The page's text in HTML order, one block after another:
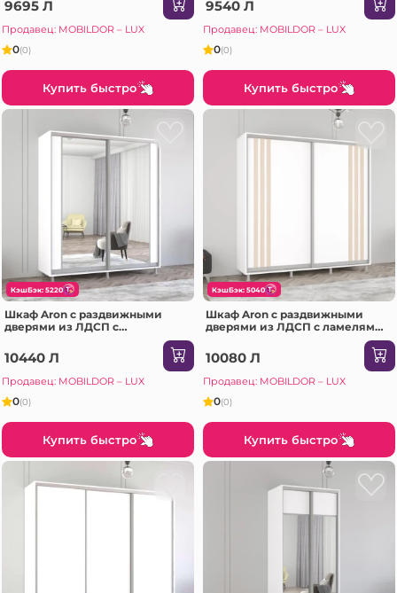
9695 Л
Продавец: MOBILDOR – LUX
0(0)
Купить быстро
9540 Л
Продавец: MOBILDOR – LUX
0(0)
Купить быстро
КэшБэк: 5220
Шкаф Aron с раздвижными
дверями из ЛДСП с
(210x60x230H см) Белый
Бриллиант
10440 Л
Продавец: MOBILDOR – LUX
0(0)
Купить быстро
КэшБэк: 5040
Шкаф Aron с раздвижными
дверями из ЛДСП с ламелями
10080 Л
Продавец: MOBILDOR – LUX
0(0)
Купить быстро